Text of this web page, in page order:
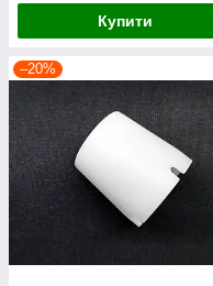
Купити
–20%